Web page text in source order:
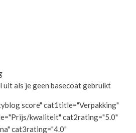
uit als je geen basecoat gebruikt
score" cat1title="Verpakking"
kwaliteit" cat2rating="5.0"
cat3rating="4.0"